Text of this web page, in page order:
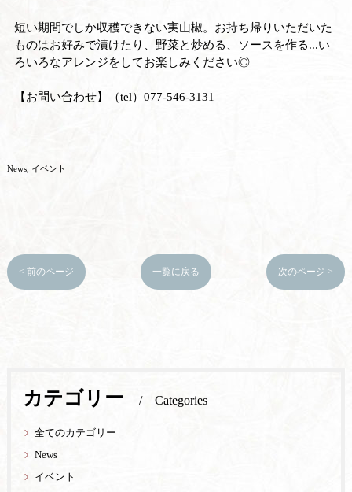
短い期間でしか収穫できない実山椒。お持ち帰りいただいた
ものはお好みで漬けたり、野菜と炒める、ソースを作る...い
ろいろなアレンジをしてお楽しみください◎
【お問い合わせ】（tel）077-546-3131
News イベント
< 前のページ 一覧に戻る 次のページ >
カテゴリー Categories
全てのカテゴリー
News
イベント